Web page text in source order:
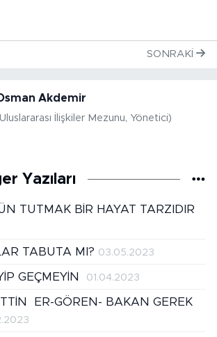
SONRAKI
Akdemir
İlişkiler Mezunu, Yönetici)
Yazıları
TUTMAK BİR HAYAT TARZIDIR
TABUTA MI? 03.05.2023
GEÇMEYİN 01.04.2023
ER-GÖREN- BAKAN GEREK